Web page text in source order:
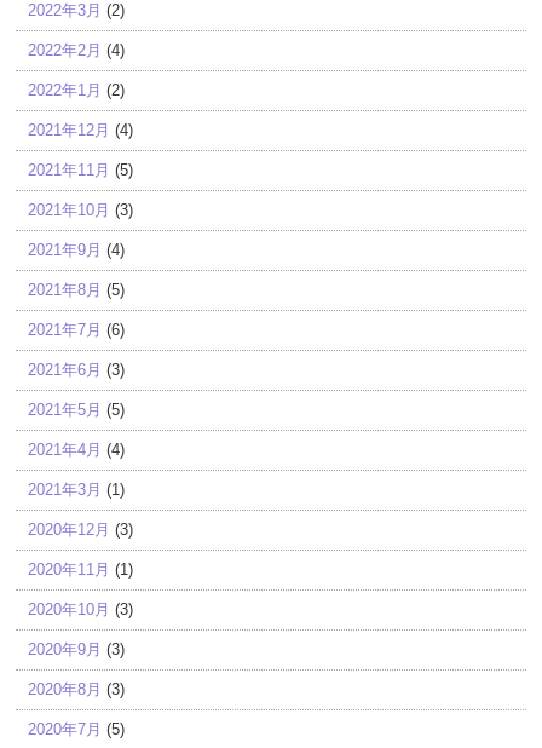
2022年3月 (2)
2022年2月 (4)
2022年1月 (2)
2021年12月 (4)
2021年11月 (5)
2021年10月 (3)
2021年9月 (4)
2021年8月 (5)
2021年7月 (6)
2021年6月 (3)
2021年5月 (5)
2021年4月 (4)
2021年3月 (1)
2020年12月 (3)
2020年11月 (1)
2020年10月 (3)
2020年9月 (3)
2020年8月 (3)
2020年7月 (5)